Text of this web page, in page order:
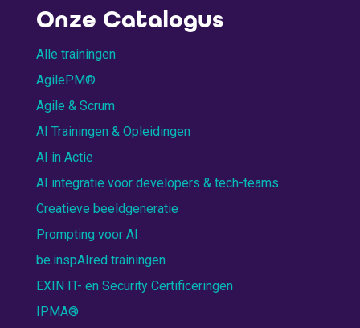
Onze Catalogus
Alle trainingen
AgilePM®
Agile & Scrum
AI Trainingen & Opleidingen
AI in Actie
AI integratie voor developers & tech-teams
Creatieve beeldgeneratie
Prompting voor AI
be.inspAIred trainingen
EXIN IT- en Security Certificeringen
IPMA®